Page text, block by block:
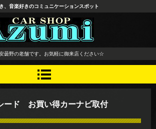
県 安曇野市 タイヤ ホ
デッドニング カーオ
ーディオ レカロシート
、音楽好きのコミュニケーションスポット
曇野の老舗です。お気軽に御来店ください☆
ード お買い得カーナビ取付